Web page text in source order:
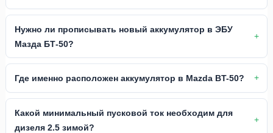
Нужно ли прописывать новый аккумулятор в ЭБУ
Мазда БТ-50?
Где именно расположен аккумулятор в Mazda BT-50?
Какой минимальный пусковой ток необходим для
дизеля 2.5 зимой?